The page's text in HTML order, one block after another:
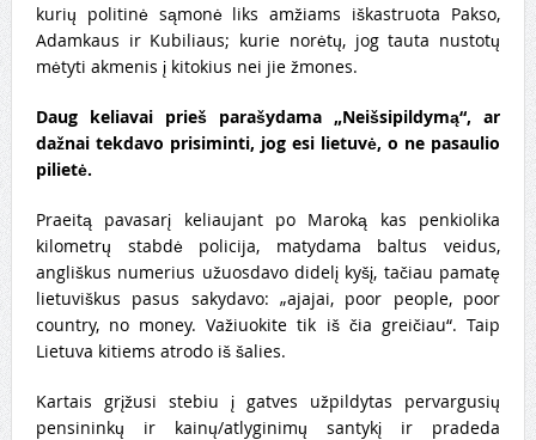
kurių politinė sąmonė liks amžiams iškastruota Pakso,
Adamkaus ir Kubiliaus; kurie norėtų, jog tauta nustotų
mėtyti akmenis į kitokius nei jie žmones.
Daug keliavai prieš parašydama „Neišsipildymą“, ar
dažnai tekdavo prisiminti, jog esi lietuvė, o ne pasaulio
pilietė.
Praeitą pavasarį keliaujant po Maroką kas penkiolika
kilometrų stabdė policija, matydama baltus veidus,
angliškus numerius užuosdavo didelį kyšį, tačiau pamatę
lietuviškus pasus sakydavo: „ajajai, poor people, poor
country, no money. Važiuokite tik iš čia greičiau“. Taip
Lietuva kitiems atrodo iš šalies.
Kartais grįžusi stebiu į gatves užpildytas pervargusių
pensininkų ir kainų/atlyginimų santykį ir pradeda